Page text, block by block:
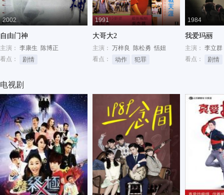
2002
自由门神
主演： 李康生 陈博正
看点：
剧情
1991
大哥大2
主演： 万梓良 陈松勇 恬妞
看点：
动作 犯罪
1984
我爱玛丽
主演： 李立群
看点：
剧情
电视剧